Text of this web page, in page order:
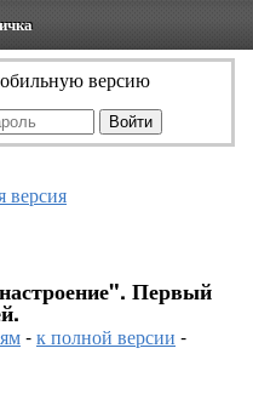
версию
версия
Первый
-к полной версии -